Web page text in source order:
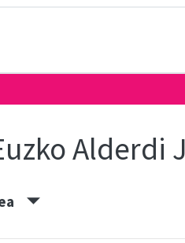
Alderdi